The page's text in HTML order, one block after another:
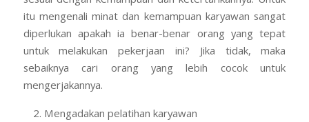
itu mengenali minat dan kemampuan karyawan sangat
diperlukan apakah ia benar-benar orang yang tepat
untuk melakukan pekerjaan ini? Jika tidak, maka
sebaiknya cari orang yang lebih cocok untuk
mengerjakannya.
Mengadakan pelatihan karyawan